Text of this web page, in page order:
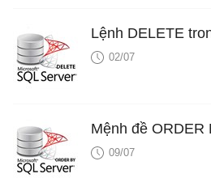
Lệnh DELETE
02/07
Mệnh đề ORDER
09/07